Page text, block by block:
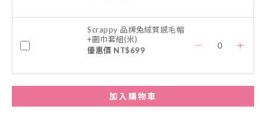
Scrappy 品牌兔絨質感毛帽
+圍巾套組(米)
優惠價 NT$699
加入購物車